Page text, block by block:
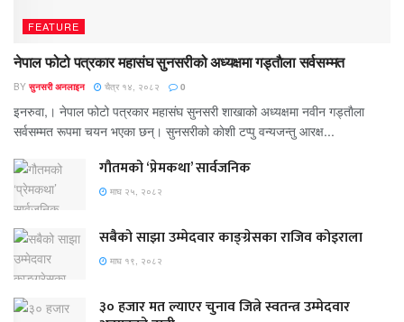
FEATURE
नेपाल फोटो पत्रकार महासंघ सुनसरीको अध्यक्षमा गड्ताैला सर्वसम्मत
BY सुनसरी अनलाइन चैत्र १४, २०८२ 0
इनरुवा,। नेपाल फोटो पत्रकार महासंघ सुनसरी शाखाको अध्यक्षमा नवीन गड्ताैला
सर्वसम्मत रूपमा चयन भएका छन्। सुनसरीको काेशी टप्पु वन्यजन्तु आरक्ष...
गौतमको ‘प्रेमकथा’ सार्वजनिक
माघ २५, २०८२
सबैको साझा उम्मेदवार काङ्ग्रेसका राजिव कोइराला
माघ १९, २०८२
३० हजार मत ल्याएर चुनाव जित्ने स्वतन्त्र उम्मेदवार